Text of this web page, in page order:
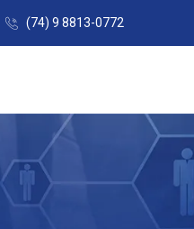
(74) 9 8813-0772